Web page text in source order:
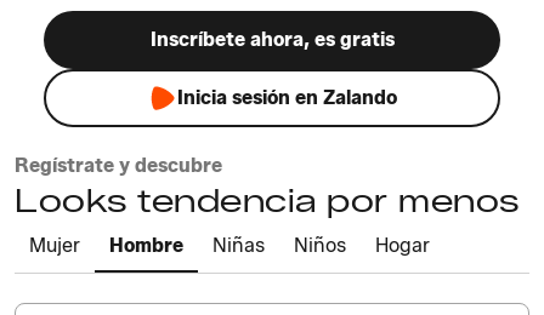
Inscríbete ahora, es gratis
Inicia sesión en Zalando
Regístrate y descubre
Looks tendencia por menos
Mujer Hombre Niñas Niños Hogar